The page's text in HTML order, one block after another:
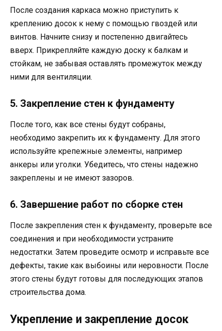
После создания каркаса можно приступить к
креплению досок к нему с помощью гвоздей или
винтов. Начните снизу и постепенно двигайтесь
вверх. Прикрепляйте каждую доску к балкам и
стойкам, не забывая оставлять промежуток между
ними для вентиляции.
5. Закрепление стен к фундаменту
После того, как все стены будут собраны,
необходимо закрепить их к фундаменту. Для этого
используйте крепежные элементы, например
анкеры или уголки. Убедитесь, что стены надежно
закреплены и не имеют зазоров.
6. Завершение работ по сборке стен
После закрепления стен к фундаменту, проверьте все
соединения и при необходимости устраните
недостатки. Затем проведите осмотр и исправьте все
дефекты, такие как выбоины или неровности. После
этого стены будут готовы для последующих этапов
строительства дома.
Укрепление и закрепление досок